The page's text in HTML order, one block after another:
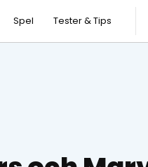
Spel Tester & Tips